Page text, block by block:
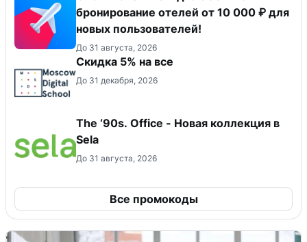
бронирование отелей от 10 000 ₽ для
новых пользователей!
До 31 августа, 2026
Скидка 5% на все
До 31 декабря, 2026
The ‘90s. Office - Новая коллекция в
Sela
До 31 августа, 2026
Все промокоды